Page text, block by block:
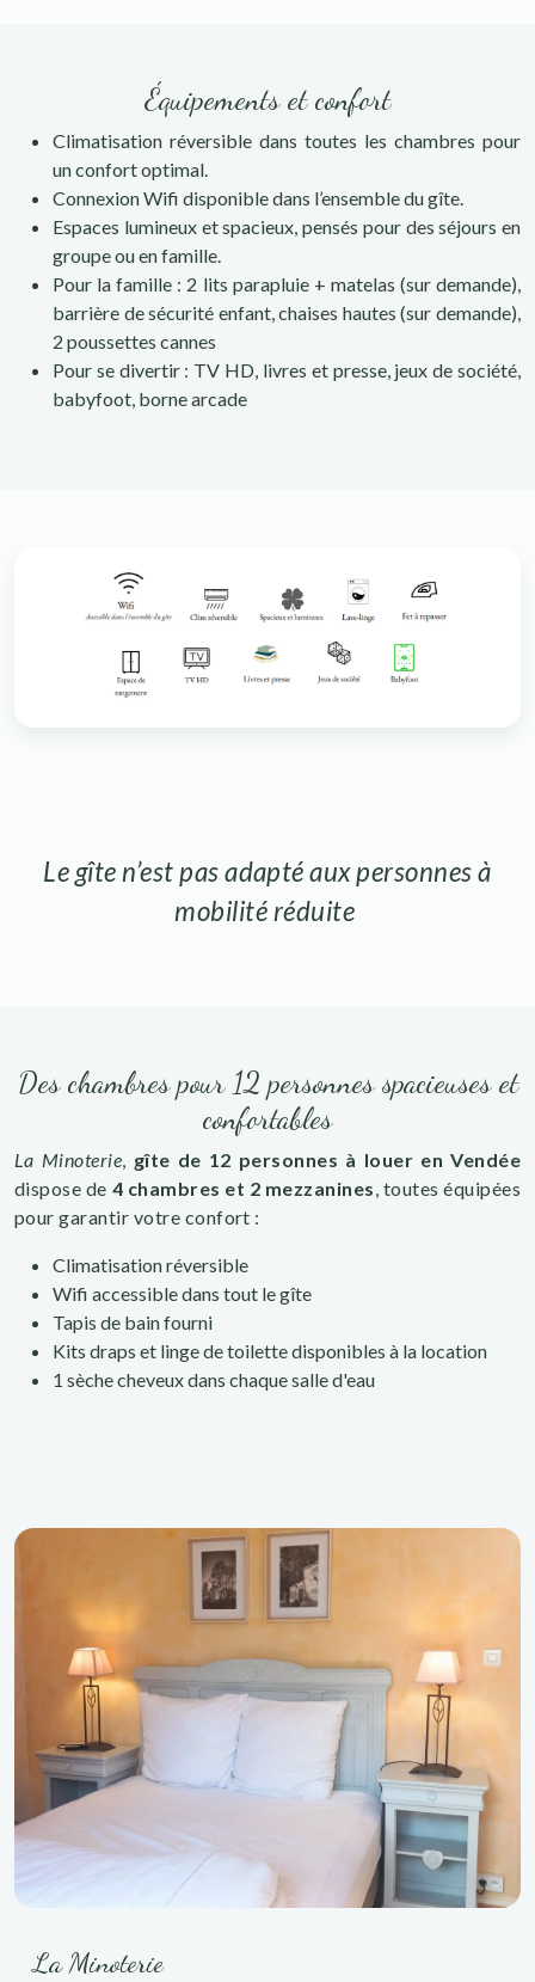
Équipements et confort
Climatisation réversible dans toutes les chambres pour
un confort optimal.
Connexion Wifi disponible dans l’ensemble du gîte.
Espaces lumineux et spacieux, pensés pour des séjours en
groupe ou en famille.
Pour la famille : 2 lits parapluie + matelas (sur demande),
barrière de sécurité enfant, chaises hautes (sur demande),
2 poussettes cannes
Pour se divertir : TV HD, livres et presse, jeux de société,
babyfoot, borne arcade
Le gîte n’est pas adapté aux personnes à
mobilité réduite
Des chambres pour 12 personnes spacieuses et
confortables
La Minoterie, gîte de 12 personnes à louer en Vendée
dispose de 4 chambres et 2 mezzanines, toutes équipées
pour garantir votre confort :
Climatisation réversible
Wifi accessible dans tout le gîte
Tapis de bain fourni
Kits draps et linge de toilette disponibles à la location
1 sèche cheveux dans chaque salle d'eau
La Minoterie